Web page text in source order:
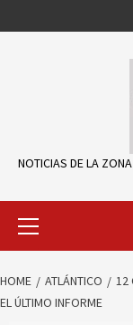
to
NOTICIAS DE LA
Primary
HOME ATLÁNTICO
12
EL ÚLTIMO INFORME